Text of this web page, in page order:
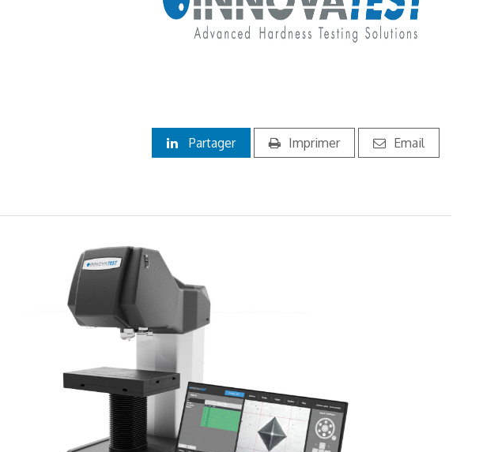
Partager Imprimer Email